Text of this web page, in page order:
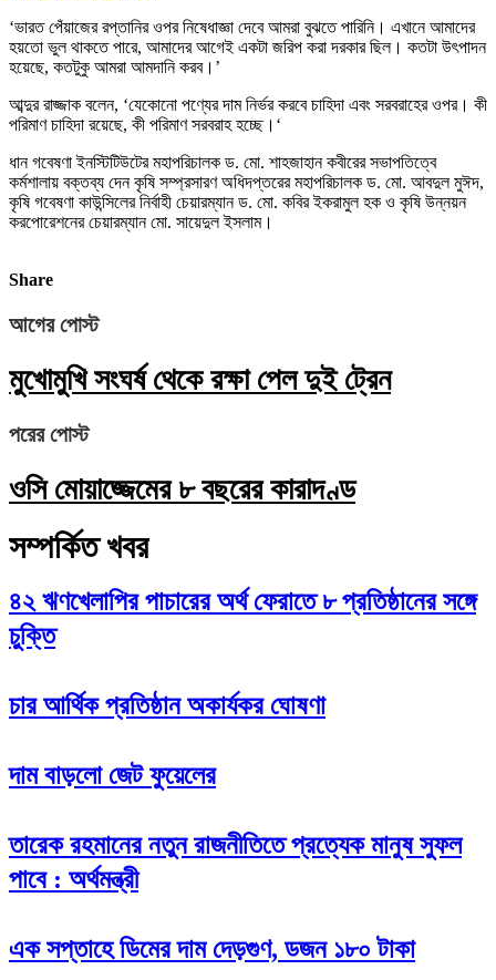
‘ভারত পেঁয়াজের রপ্তানির ওপর নিষেধাজ্ঞা দেবে আমরা বুঝতে পারিনি। এখানে আমাদের
হয়তো ভুল থাকতে পারে, আমাদের আগেই একটা জরিপ করা দরকার ছিল। কতটা উৎপাদন
হয়েছে, কতটুকু আমরা আমদানি করব।’
আব্দুর রাজ্জাক বলেন, ‘যেকোনো পণ্যের দাম নির্ভর করবে চাহিদা এবং সরবরাহের ওপর। কী
পরিমাণ চাহিদা রয়েছে, কী পরিমাণ সরবরাহ হচ্ছে।‘
ধান গবেষণা ইনস্টিটিউটের মহাপরিচালক ড. মো. শাহজাহান কবীরের সভাপতিত্বে
কর্মশালায় বক্তব্য দেন কৃষি সম্প্রসারণ অধিদপ্তরের মহাপরিচালক ড. মো. আবদুল মুঈদ,
কৃষি গবেষণা কাউন্সিলের নির্বাহী চেয়ারম্যান ড. মো. কবির ইকরামুল হক ও কৃষি উন্নয়ন
করপোরেশনের চেয়ারম্যান মো. সায়েদুল ইসলাম।
Share
আগের পোস্ট
মুখোমুখি সংঘর্ষ থেকে রক্ষা পেল দুই ট্রেন
পরের পোস্ট
ওসি মোয়াজ্জেমের ৮ বছরের কারাদণ্ড
সম্পর্কিত খবর
৪২ ঋণখেলাপির পাচারের অর্থ ফেরাতে ৮ প্রতিষ্ঠানের সঙ্গে
চুক্তি
চার আর্থিক প্রতিষ্ঠান অকার্যকর ঘোষণা
দাম বাড়লো জেট ফুয়েলের
তারেক রহমানের নতুন রাজনীতিতে প্রত্যেক মানুষ সুফল
পাবে : অর্থমন্ত্রী
এক সপ্তাহে ডিমের দাম দেড়গুণ, ডজন ১৮০ টাকা